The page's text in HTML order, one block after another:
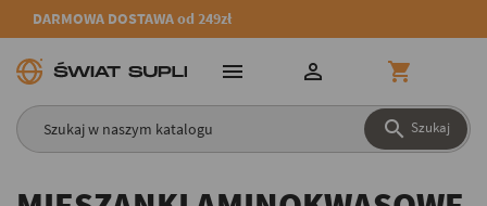
DARMOWA DOSTAWA od 249zł
 Szukaj
  